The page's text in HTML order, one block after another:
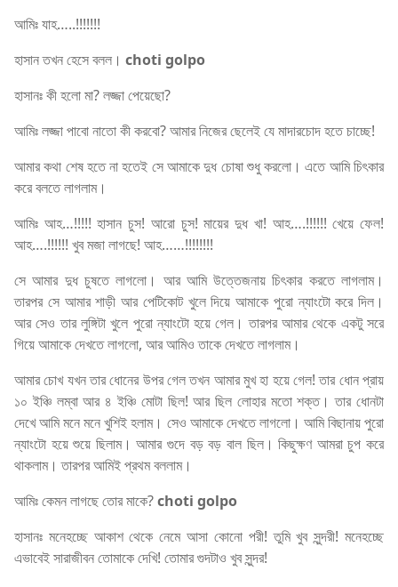
আমিঃ যাহ…..!!!!!!!
হাসান তখন হেসে বলল। choti golpo
হাসানঃ কী হলো মা? লজ্জা পেয়েছো?
আমিঃ লজ্জা পাবো নাতো কী করবো? আমার নিজের ছেলেই যে মাদারচোদ হতে চাচ্ছে!
আমার কথা শেষ হতে না হতেই সে আমাকে দুধ চোষা শুধু করলো। এতে আমি চিৎকার
করে বলতে লাগলাম।
আমিঃ আহ…!!!!! হাসান চুস! আরো চুস! মায়ের দুধ খা! আহ….!!!!!! খেয়ে ফেল!
আহ….!!!!!! খুব মজা লাগছে! আহ……!!!!!!!!
সে আমার দুধ চুষতে লাগলো। আর আমি উত্তেজনায় চিৎকার করতে লাগলাম।
তারপর সে আমার শাড়ী আর পেটিকোট খুলে দিয়ে আমাকে পুরো ন্যাংটো করে দিল।
আর সেও তার লুঙ্গিটা খুলে পুরো ন্যাংটো হয়ে গেল। তারপর আমার থেকে একটু সরে
গিয়ে আমাকে দেখতে লাগলো, আর আমিও তাকে দেখতে লাগলাম।
আমার চোখ যখন তার ধোনের উপর গেল তখন আমার মুখ হা হয়ে গেল! তার ধোন প্রায়
১০ ইঞ্চি লম্বা আর ৪ ইঞ্চি মোটা ছিল! আর ছিল লোহার মতো শক্ত। তার ধোনটা
দেখে আমি মনে মনে খুশিই হলাম। সেও আমাকে দেখতে লাগলো। আমি বিছানায় পুরো
ন্যাংটো হয়ে শুয়ে ছিলাম। আমার গুদে বড় বড় বাল ছিল। কিছুক্ষণ আমরা চুপ করে
থাকলাম। তারপর আমিই প্রথম বললাম।
আমিঃ কেমন লাগছে তোর মাকে?choti golpo
হাসানঃ মনেহচ্ছে আকাশ থেকে নেমে আসা কোনো পরী! তুমি খুব সুন্দরী! মনেহচ্ছে
এভাবেই সারাজীবন তোমাকে দেখি! তোমার গুদটাও খুব সুন্দর!